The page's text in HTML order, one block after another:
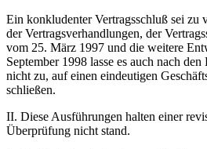
Ein konkludenter Vertragsschluß sei
der Vertragsverhandlungen, der
vom 25. März 1997 und die weitere
September 1998 lasse es auch nach
nicht zu, auf einen eindeutigen
schließen.
II. Diese Ausführungen halten einer
Überprüfung nicht stand.